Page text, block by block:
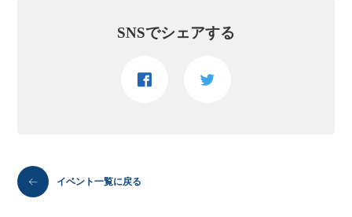
SNSでシェアする
イベント一覧に戻る